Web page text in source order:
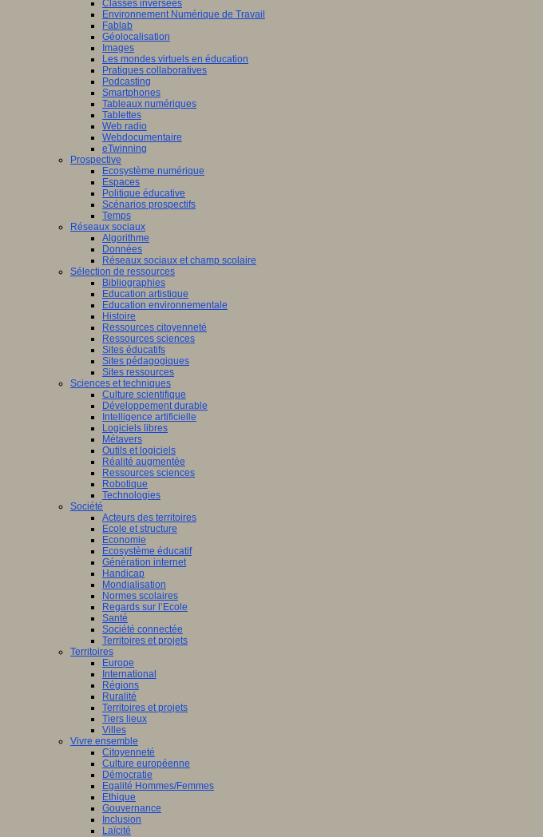
Classes inversées
Environnement Numérique de Travail
Fablab
Géolocalisation
Images
Les mondes virtuels en éducation
Pratiques collaboratives
Podcasting
Smartphones
Tableaux numériques
Tablettes
Web radio
Webdocumentaire
eTwinning
Prospective
Ecosystème numérique
Espaces
Politique éducative
Scénarios prospectifs
Temps
Réseaux sociaux
Algorithme
Données
Réseaux sociaux et champ scolaire
Sélection de ressources
Bibliographies
Education artistique
Education environnementale
Histoire
Ressources citoyenneté
Ressources sciences
Sites éducatifs
Sites pédagogiques
Sites ressources
Sciences et techniques
Culture scientifique
Développement durable
Intelligence artificielle
Logiciels libres
Métavers
Outils et logiciels
Réalité augmentée
Ressources sciences
Robotique
Technologies
Société
Acteurs des territoires
Ecole et structure
Economie
Ecosystème éducatif
Génération internet
Handicap
Mondialisation
Normes scolaires
Regards sur l’Ecole
Santé
Société connectée
Territoires et projets
Territoires
Europe
International
Régions
Ruralité
Territoires et projets
Tiers lieux
Villes
Vivre ensemble
Citoyenneté
Culture européenne
Démocratie
Egalité Hommes/Femmes
Ethique
Gouvernance
Inclusion
Laïcité